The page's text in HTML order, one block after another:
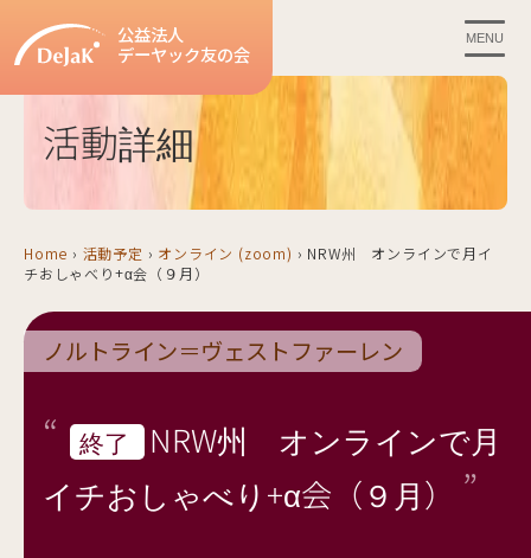
公益法人
デーヤック友の会
MENU
活動詳細
Home › 活動予定 › オンライン (zoom) › NRW州 オンラインで月イ
チおしゃべり+α会（９月）
ノルトライン＝ヴェストファーレン
終了
NRW州 オンラインで月
イチおしゃべり+α会（９月）